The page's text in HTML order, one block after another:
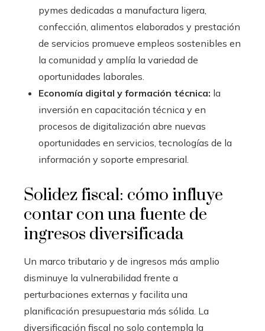
pymes dedicadas a manufactura ligera,
confección, alimentos elaborados y prestación
de servicios promueve empleos sostenibles en
la comunidad y amplía la variedad de
oportunidades laborales.
Economía digital y formación técnica: la
inversión en capacitación técnica y en
procesos de digitalización abre nuevas
oportunidades en servicios, tecnologías de la
información y soporte empresarial.
Solidez fiscal: cómo influye
contar con una fuente de
ingresos diversificada
Un marco tributario y de ingresos más amplio
disminuye la vulnerabilidad frente a
perturbaciones externas y facilita una
planificación presupuestaria más sólida. La
diversificación fiscal no solo contempla la